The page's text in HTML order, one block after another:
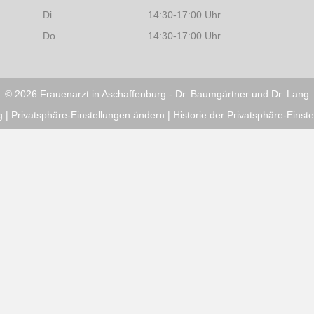
Di
14:30-17:00 Uhr
Do
14:30-17:00 Uhr
© 2026 Frauenarzt in Aschaffenburg - Dr. Baumgärtner und Dr. Lang
| Privatsphäre-Einstellungen ändern | Historie der Privatsphäre-